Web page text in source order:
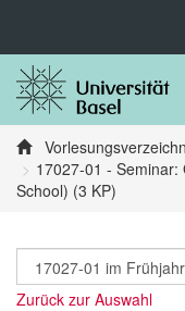
17027-01 -
School) (3 KP)
Zurück zur Auswahl